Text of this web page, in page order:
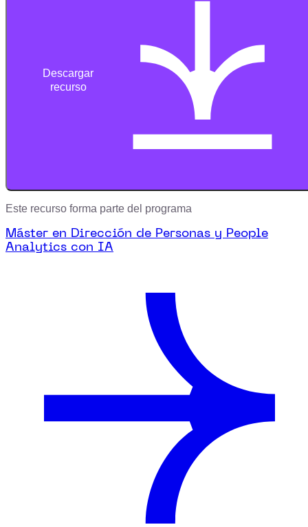
Descargar
recurso
Este recurso forma parte del programa
Máster en Dirección de Personas y People
Analytics con IA